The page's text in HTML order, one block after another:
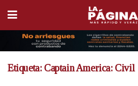
Etiqueta: Captain America: Civil